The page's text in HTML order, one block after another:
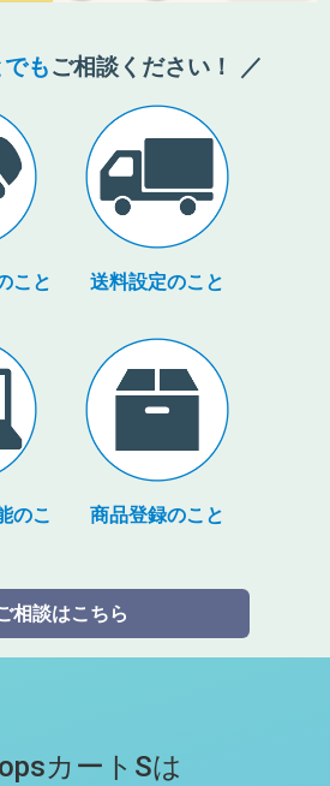
もご相談ください！
こと 送料設定のこと
のこ
商品登録のこと
相談はこちら
カートSは